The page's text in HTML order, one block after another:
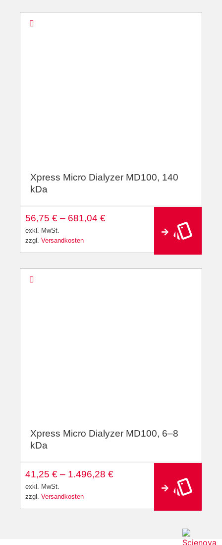
v
Xpress Micro Dialyzer MD100, 140
kDa
56,75 € – 681,04 €
exkl. MwSt.
zzgl. Versandkosten
a
v
Xpress Micro Dialyzer MD100, 6–8
kDa
41,25 € – 1.496,28 €
exkl. MwSt.
zzgl. Versandkosten
a